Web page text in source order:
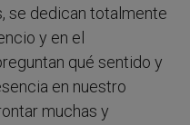
se dedican totalmente
y en el
qué sentido y
en nuestro
muchas y